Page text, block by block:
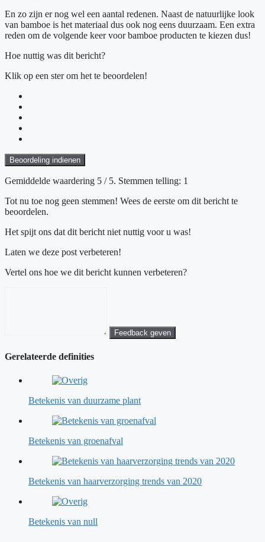
En zo zijn er nog wel een aantal redenen. Naast de natuurlijke look
van bamboe is het materiaal dus ook nog eens duurzaam. Een extra
reden om de volgende keer voor bamboe producten te kiezen dus!
Hoe nuttig was dit bericht?
Klik op een ster om het te beoordelen!
Beoordeling indienen
Gemiddelde waardering 5 / 5. Stemmen telling: 1
Tot nu toe nog geen stemmen! Wees de eerste om dit bericht te
beoordelen.
Het spijt ons dat dit bericht niet nuttig voor u was!
Laten we deze post verbeteren!
Vertel ons hoe we dit bericht kunnen verbeteren?
Feedback geven
Gerelateerde definities
Betekenis van duurzame plant
Betekenis van groenafval
Betekenis van haarverzorging trends van 2020
Betekenis van null